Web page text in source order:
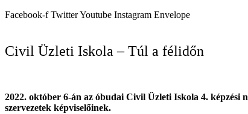
Facebook-f TwitterYoutube Instagram Envelope
Civil Üzleti Iskola – Túl a félidőn
2022. október 6-án az óbudai Civil Üzleti Iskola 4.
szervezetek képviselőinek.